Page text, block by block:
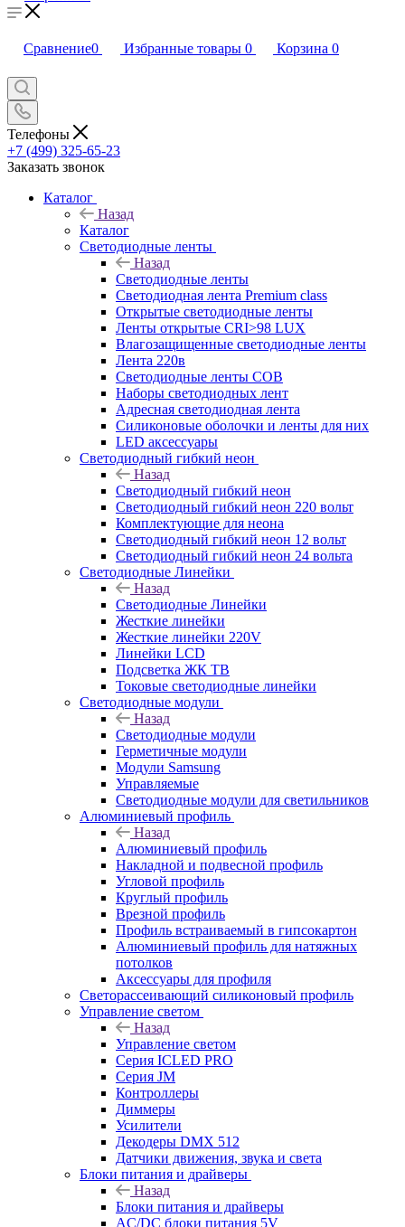
Сравнение0 Избранные товары 0 Корзина 0
Телефоны
+7 (499) 325-65-23
Заказать звонок
Каталог
Назад
Каталог
Светодиодные ленты
Назад
Светодиодные ленты
Светодиодная лента Premium class
Открытые светодиодные ленты
Ленты открытые CRI>98 LUX
Влагозащищенные светодиодные ленты
Лента 220в
Светодиодные ленты COB
Наборы светодиодных лент
Адресная светодиодная лента
Силиконовые оболочки и ленты для них
LED аксессуары
Светодиодный гибкий неон
Назад
Светодиодный гибкий неон
Светодиодный гибкий неон 220 вольт
Комплектующие для неона
Светодиодный гибкий неон 12 вольт
Светодиодный гибкий неон 24 вольта
Светодиодные Линейки
Назад
Светодиодные Линейки
Жесткие линейки
Жесткие линейки 220V
Линейки LCD
Подсветка ЖК ТВ
Токовые светодиодные линейки
Светодиодные модули
Назад
Светодиодные модули
Герметичные модули
Модули Samsung
Управляемые
Светодиодные модули для светильников
Алюминиевый профиль
Назад
Алюминиевый профиль
Накладной и подвесной профиль
Угловой профиль
Круглый профиль
Врезной профиль
Профиль встраиваемый в гипсокартон
Алюминиевый профиль для натяжных
потолков
Аксессуары для профиля
Светорассеивающий силиконовый профиль
Управление светом
Назад
Управление светом
Серия ICLED PRO
Серия JM
Контроллеры
Диммеры
Усилители
Декодеры DMX 512
Датчики движения, звука и света
Блоки питания и драйверы
Назад
Блоки питания и драйверы
AC/DC блоки питания 5V